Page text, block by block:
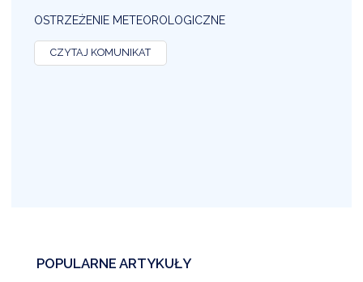
OSTRZEŻENIE METEOROLOGICZNE
CZYTAJ KOMUNIKAT
POPULARNE ARTYKUŁY